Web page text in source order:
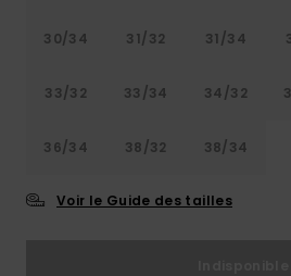
la FAQ
30/34 31/32 31/34
33/32 33/34 34/32
36/34 38/32 38/34
Voir le Guide des tailles